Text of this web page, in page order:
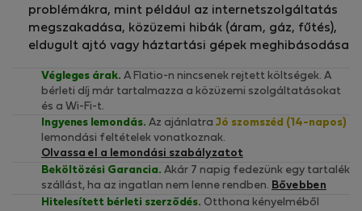
problémákra, mint például az internetszolgáltatás
megszakadása, közüzemi hibák (áram, gáz, fűtés),
eldugult ajtó vagy háztartási gépek meghibásodása
Végleges árak. A Flatio-n nincsenek rejtett költségek. A
bérleti díj már tartalmazza a közüzemi szolgáltatásokat
és a Wi-Fi-t.
Ingyenes lemondás. Az ajánlatra Jó szomszéd (14-napos)
lemondási feltételek vonatkoznak.
Olvassa el a lemondási szabályzatot
Beköltözési Garancia. Akár 7 napig fedezünk egy tartalék
szállást, ha az ingatlan nem lenne rendben. Bővebben
Hitelesített bérleti szerződés. Otthona kényelméből